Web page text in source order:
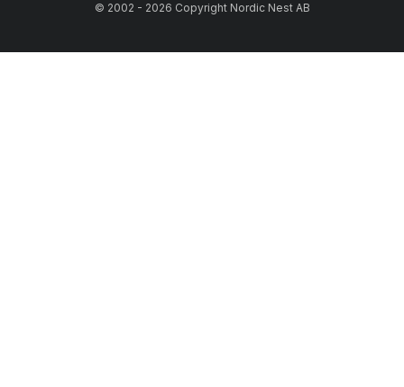
© 2002 - 2026 Copyright Nordic Nest AB